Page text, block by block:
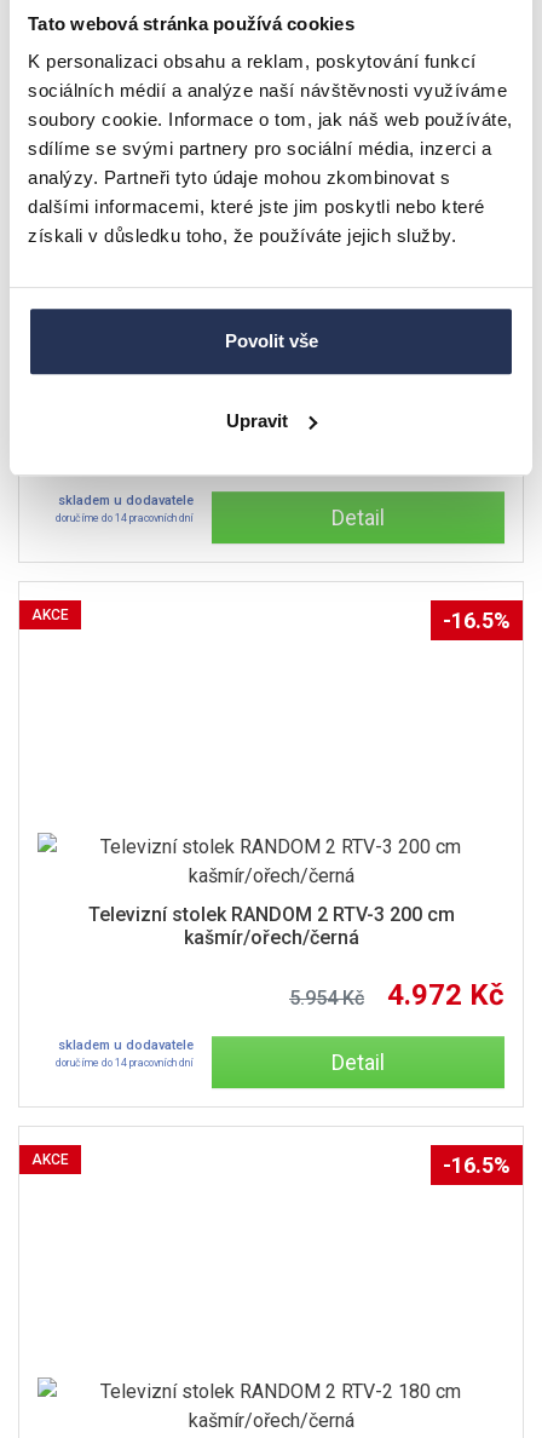
Tato webová stránka používá cookies
K personalizaci obsahu a reklam, poskytování funkcí
sociálních médií a analýze naší návštěvnosti využíváme
soubory cookie. Informace o tom, jak náš web používáte,
sdílíme se svými partnery pro sociální média, inzerci a
analýzy. Partneři tyto údaje mohou zkombinovat s
dalšími informacemi, které jste jim poskytli nebo které
získali v důsledku toho, že používáte jejich služby.
Povolit vše
Upravit
Televizní stolek RANDOM 2 RTV 180 s krbem
skladem u dodavatele
doručíme do 14 pracovních dní Detail
DOPRAVA ZDARMA
AKCE
-11%
Televizní stolek RANDOM 2 RTV-3 200 cm
kašmír/ořech/černá
5.954 Kč 4.972 Kč
skladem u dodavatele
doručíme do 14 pracovních dní Detail
AKCE -16.5%
AKCE -16.5%